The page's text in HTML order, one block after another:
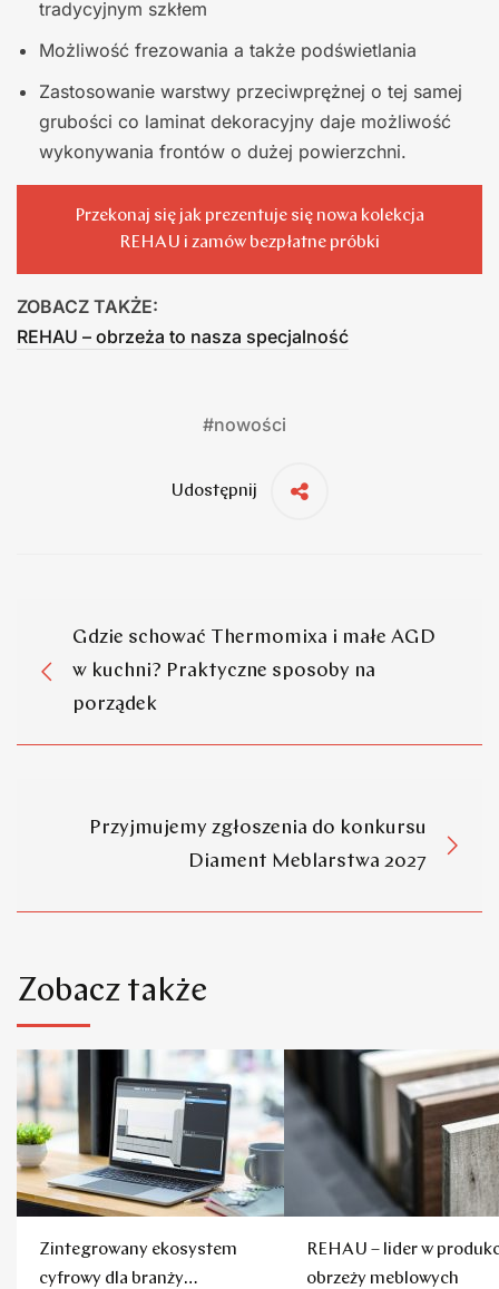
tradycyjnym szkłem
Możliwość frezowania a także podświetlania
Zastosowanie warstwy przeciwprężnej o tej samej
grubości co laminat dekoracyjny daje możliwość
wykonywania frontów o dużej powierzchni.
Przekonaj się jak prezentuje się nowa kolekcja
REHAU i zamów bezpłatne próbki
ZOBACZ TAKŻE:
REHAU – obrzeża to nasza specjalność
#nowości
Udostępnij
Gdzie schować Thermomixa i małe AGD
w kuchni? Praktyczne sposoby na
porządek
Przyjmujemy zgłoszenia do konkursu
Diament Meblarstwa 2027
Zobacz także
Zintegrowany ekosystem
cyfrowy dla branży
REHAU – lider w
obrzeży meblowych